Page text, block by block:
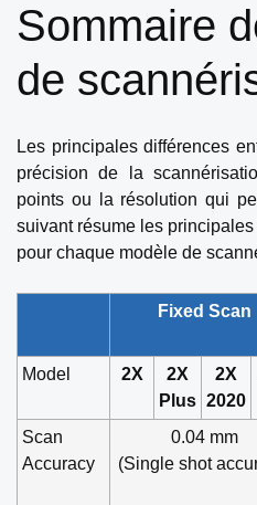
Sommaire
de
Les principales différences
précision de la
points ou la résolution qui
suivant résume les
pour chaque modèle de
Fixed Scan
Model 2X
2X
Plus
2X
2020
Scan
Accuracy
0.04 mm
(Single shot